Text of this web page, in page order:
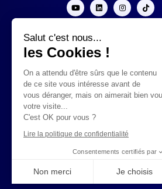
Salut c'est nous...
les Cookies !
On a attendu d'être sûrs que le contenu
de ce site vous intéresse avant de
vous déranger, mais on aimerait bien
votre visite...
C'est OK pour vous ?
Lire la politique de confidentialité
Consentements certifiés par
Non merci Je choisis